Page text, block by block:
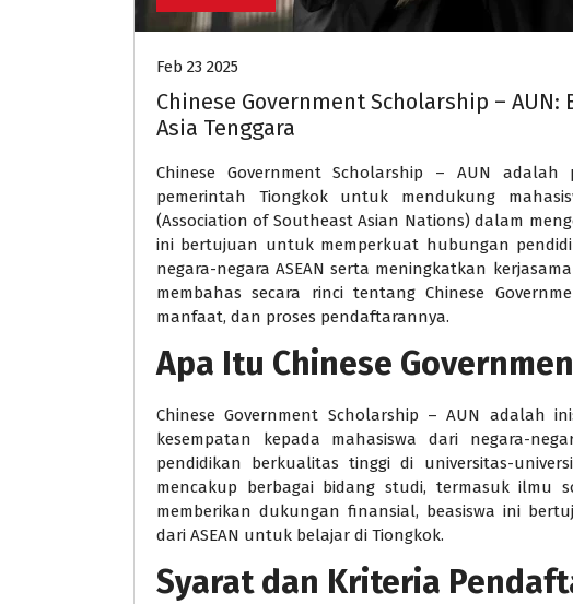
Feb 23 2025
Chinese Government Scholarship –
Asia Tenggara
Chinese Government Scholarship – AUN
pemerintah Tiongkok untuk mendukung
(Association of Southeast Asian Nations) dalam
ini bertujuan untuk memperkuat hubungan
negara-negara ASEAN serta meningkatkan
membahas secara rinci tentang Chinese
manfaat, dan proses pendaftarannya.
Apa Itu Chinese
Chinese Government Scholarship – AUN adalah
kesempatan kepada mahasiswa dari negara-
pendidikan berkualitas tinggi di universitas-
mencakup berbagai bidang studi, termasuk ilmu
memberikan dukungan finansial, beasiswa ini
dari ASEAN untuk belajar di Tiongkok.
Syarat dan Kriteria